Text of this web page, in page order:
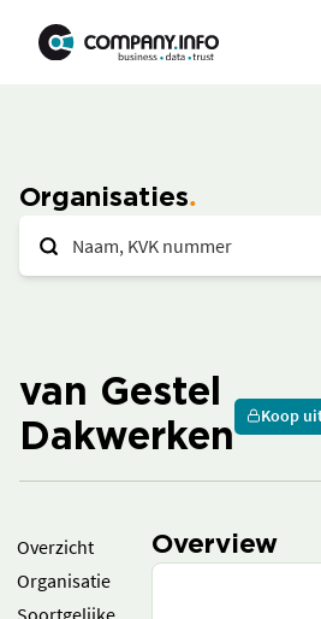
Organisaties
van Gestel
Dakwerken
Koop
Overzicht
Organisatie
Soortgelijke
Overview